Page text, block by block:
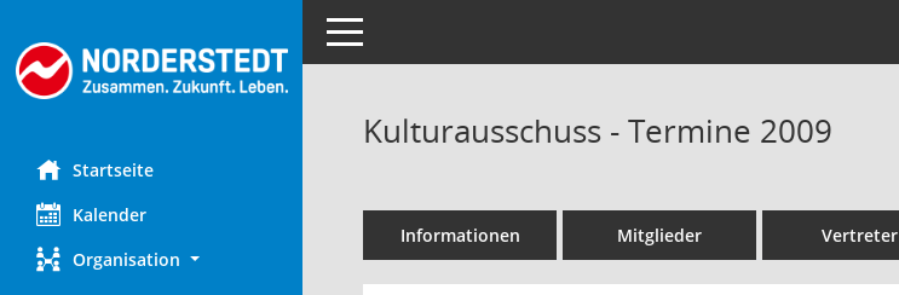
Startseite
Kalender
Organisation
Toggle navigation
Kulturausschuss - Termine 2009
Informationen Mitglieder Vertreter